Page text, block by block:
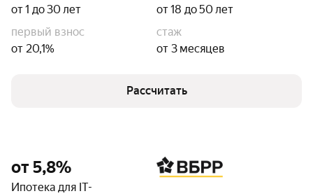
от 1 до 30 лет
от 18 до 50 лет
первый взнос
от 20,1%
стаж
от 3 месяцев
Рассчитать
от 5,8%
Ипотека для IT-